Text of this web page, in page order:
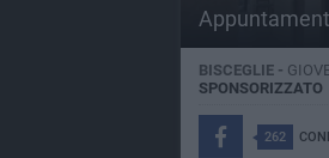
BISCEGLIE -
SPONSORIZZATO
262